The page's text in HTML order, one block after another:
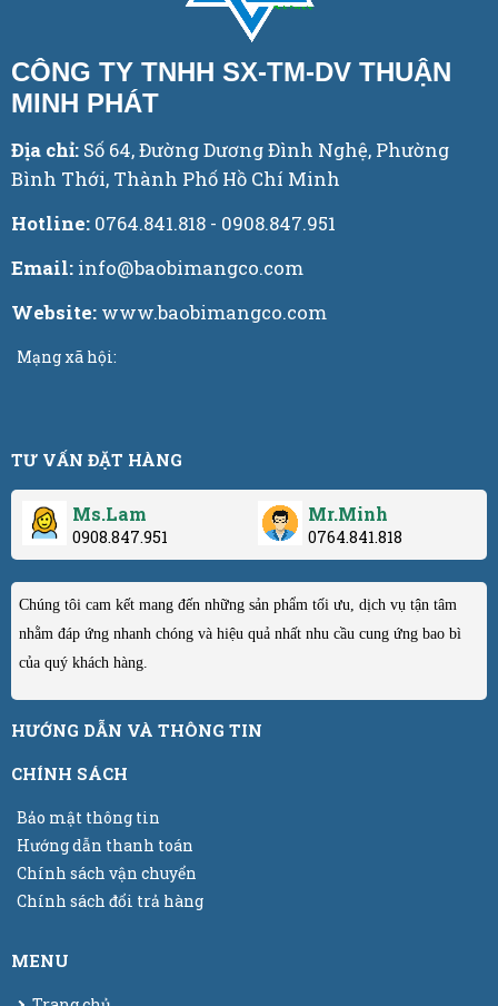
CÔNG TY TNHH SX-TM-DV THUẬN
MINH PHÁT
Địa chỉ: Số 64, Đường Dương Đình Nghệ, Phường
Bình Thới, Thành Phố Hồ Chí Minh
Hotline: 0764.841.818 - 0908.847.951
Email: info@baobimangco.com
Website: www.baobimangco.com
Mạng xã hội:
TƯ VẤN ĐẶT HÀNG
Ms.Lam
0908.847.951
Mr.Minh
0764.841.818
Chúng tôi cam kết mang đến những sản phẩm tối ưu, dịch vụ tận tâm
nhằm đáp ứng nhanh chóng và hiệu quả nhất nhu cầu cung ứng bao bì
của quý khách hàng.
HƯỚNG DẪN VÀ THÔNG TIN
CHÍNH SÁCH
Bảo mật thông tin
Hướng dẫn thanh toán
Chính sách vận chuyển
Chính sách đổi trả hàng
MENU